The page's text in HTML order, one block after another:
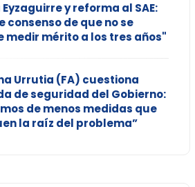
Eyzaguirre y reforma al SAE:
consenso de que no se
medir mérito a los tres años"
Urrutia (FA) cuestiona
de seguridad del Gobierno:
de menos medidas que
la raíz del problema”